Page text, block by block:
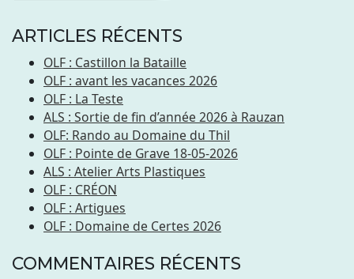
ARTICLES RÉCENTS
OLF : Castillon la Bataille
OLF : avant les vacances 2026
OLF : La Teste
ALS : Sortie de fin d’année 2026 à Rauzan
OLF: Rando au Domaine du Thil
OLF : Pointe de Grave 18-05-2026
ALS : Atelier Arts Plastiques
OLF : CRÉON
OLF : Artigues
OLF : Domaine de Certes 2026
COMMENTAIRES RÉCENTS